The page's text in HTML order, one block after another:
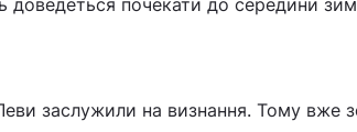
заслужили на визнання. Тому вже